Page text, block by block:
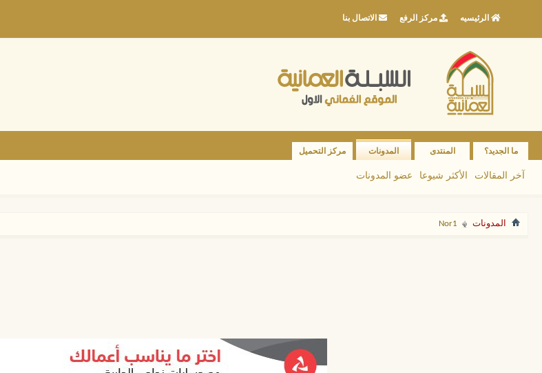
الرئيسيه مركز الرفع الاتصال بنا
ما الجديد؟ المنتدى المدونات
آخر المقالات الأكثر شيوعا عضو المدونات
مركز التحميل
المدونات Nor1